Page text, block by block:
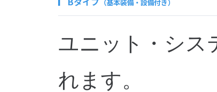
（基本装備・設備付き）
ユニット・シス
れます。